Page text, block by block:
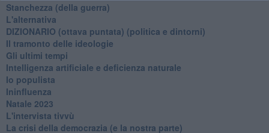
Stanchezza (della guerra)
L'alternativa
​DIZIONARIO (ottava puntata) (politica e dintorni)
Il tramonto delle ideologie
Gli ultimi tempi
Intelligenza artificiale e deficienza naturale
Io populista
Ininfluenza
Natale 2023
L'intervista tivvù
La crisi della democrazia (e la nostra parte)